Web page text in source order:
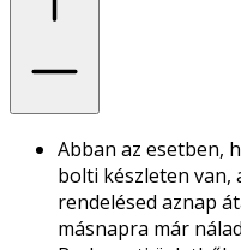
Abban az esetben,
bolti készleten
rendelésed aznap
másnapra már